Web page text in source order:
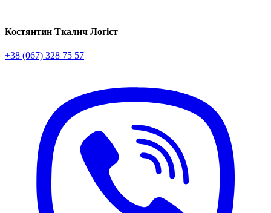
Костянтин Ткалич Логіст
+38 (067) 328 75 57